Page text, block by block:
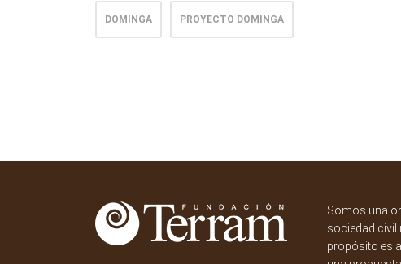
DOMINGA PROYECTO DOMINGA
Somos una
sociedad civil
propósito es